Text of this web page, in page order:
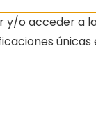
o acceder a